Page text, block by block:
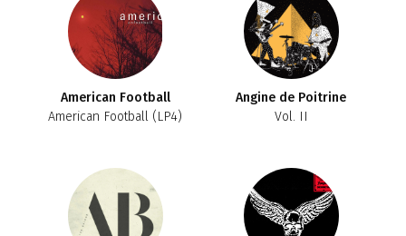
American Football
American Football (LP4)
Angine de Poitrine
Vol. II